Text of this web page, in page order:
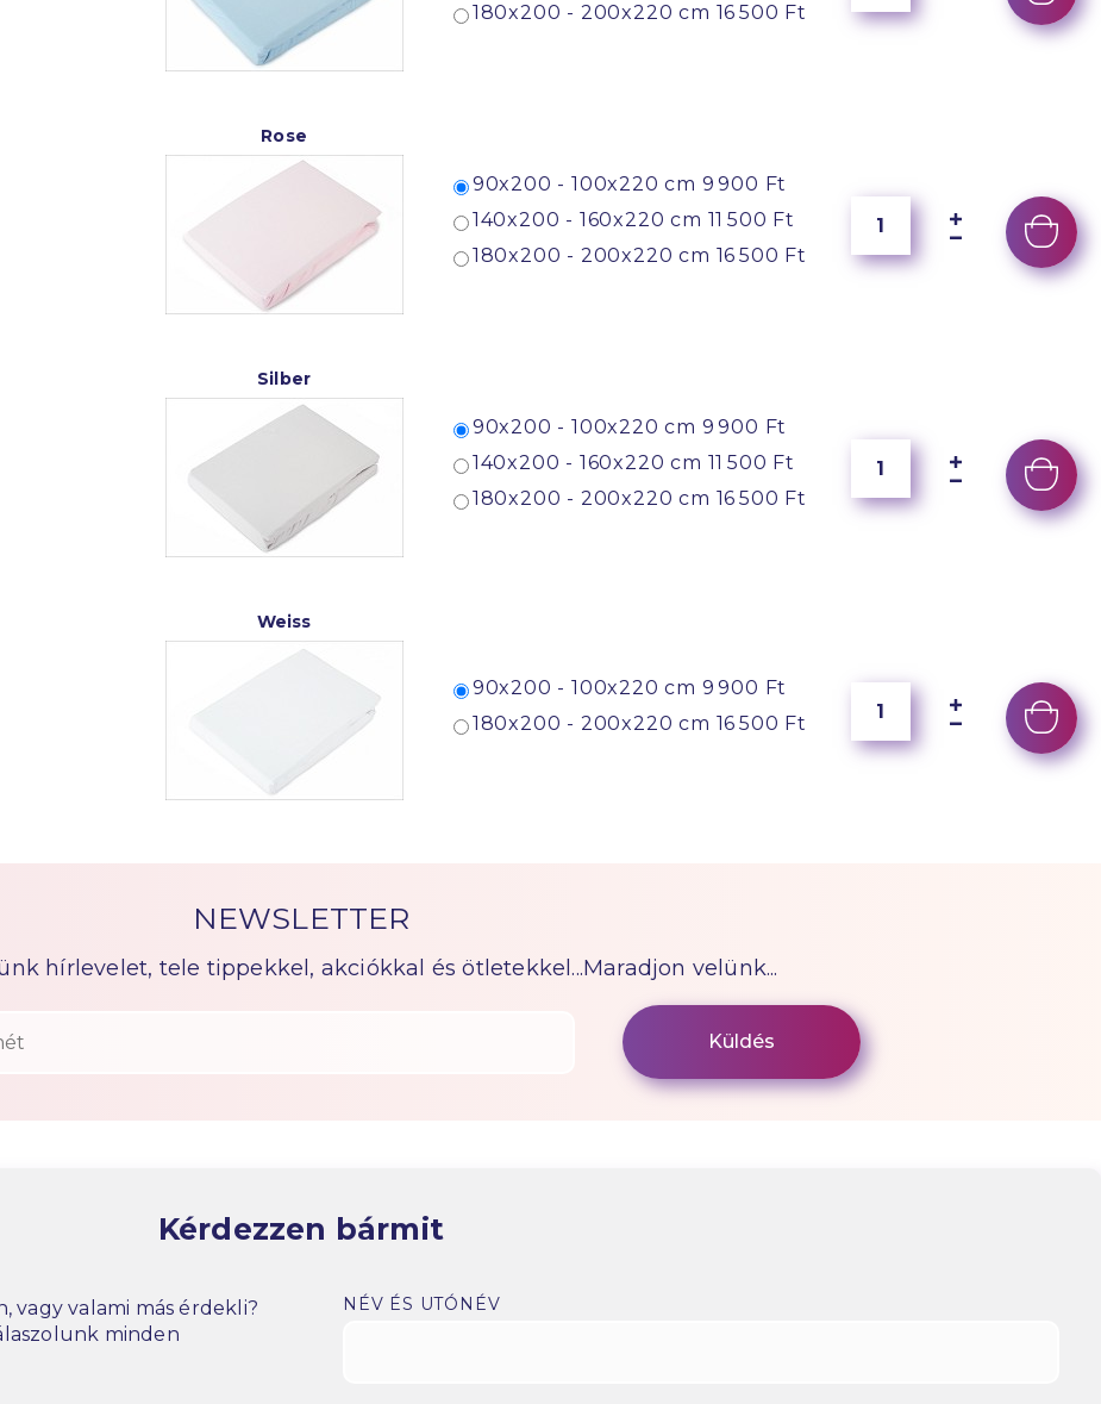
180x200 - 200x220 cm 16 500 Ft
Rose
90x200 - 100x220 cm 9 900 Ft
140x200 - 160x220 cm 11 500 Ft
180x200 - 200x220 cm 16 500 Ft
Silber
90x200 - 100x220 cm 9 900 Ft
140x200 - 160x220 cm 11 500 Ft
180x200 - 200x220 cm 16 500 Ft
Weiss
90x200 - 100x220 cm 9 900 Ft
180x200 - 200x220 cm 16 500 Ft
NEWSLETTER
hírlevelet, tele tippekkel, akciókkal és ötletekkel...Maradjon velünk...
Kérdezzen bármit
vagy valami más érdekli?
minden
NÉV ÉS UTÓNÉV